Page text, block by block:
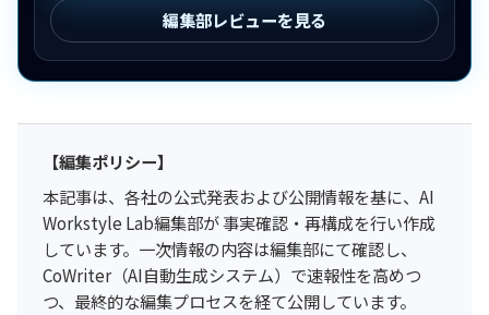
編集部レビューを見る
【編集ポリシー】
本記事は、各社の公式発表および公開情報を基に、AI
Workstyle Lab編集部が 事実確認・再構成を行い作成
しています。一次情報の内容は編集部にて確認し、
CoWriter（AI自動生成システム）で速報性を高めつ
つ、最終的な編集プロセスを経て公開しています。